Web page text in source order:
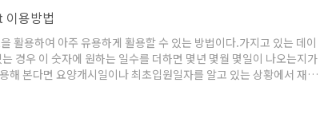
용방법
용하여 아주 유용하게 활용할 수 있는 방법이다.가지고 있는 데이
경우 이 숫자에 원하는 일수를 더하면 몇년 몇월 몇일이 나오는지가
해 본다면 요양개시일이나 최초입원일자를 알고 있는 상황에서 재원
로 원하는 일수를 더하고 싶은 경우가 생길때 사용될수 있는 것이다.